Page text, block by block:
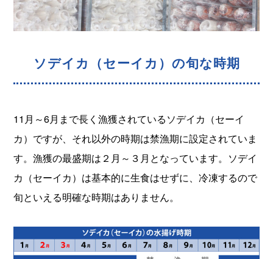
ソデイカ（セーイカ）の旬な時期
11月～6月まで長く漁獲されているソデイカ（セーイ
カ）ですが、それ以外の時期は禁漁期に設定されていま
す。漁獲の最盛期は２月～３月となっています。ソデイ
カ（セーイカ）は基本的に生食はせずに、冷凍するので
旬といえる明確な時期はありません。